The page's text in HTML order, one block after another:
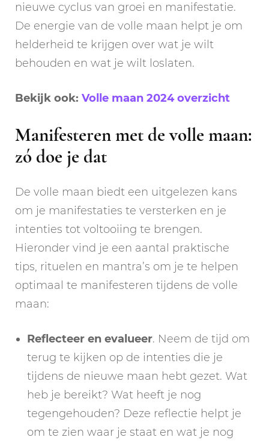
nieuwe cyclus van groei en manifestatie.
De energie van de volle maan helpt je om
helderheid te krijgen over wat je wilt
behouden en wat je wilt loslaten.
Bekijk ook: Volle maan 2024 overzicht
Manifesteren met de volle maan:
zó doe je dat
De volle maan biedt een uitgelezen kans
om je manifestaties te versterken en je
intenties tot voltooiing te brengen.
Hieronder vind je een aantal praktische
tips, rituelen en mantra’s om je te helpen
optimaal te manifesteren tijdens de volle
maan:
Reflecteer en evalueer. Neem de tijd om
terug te kijken op de intenties die je
tijdens de nieuwe maan hebt gezet. Wat
heb je bereikt? Wat heeft je nog
tegengehouden? Deze reflectie helpt je
om te zien waar je staat en wat je nog